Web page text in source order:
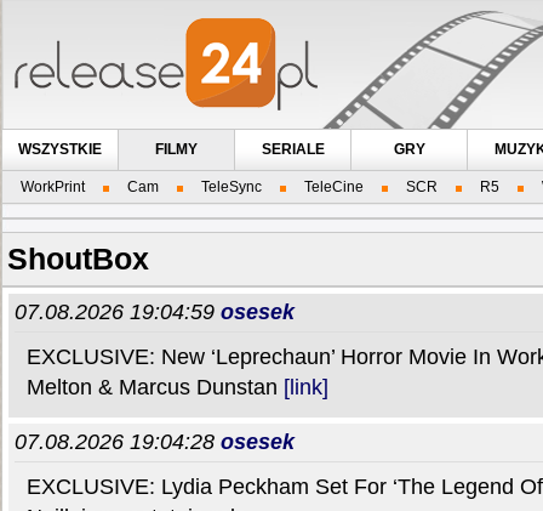
WSZYSTKIE FILMY
WorkPrint Cam TeleSync TeleCine SCR R5
SERIALE GRY
ShoutBox